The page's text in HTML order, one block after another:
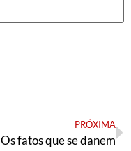
PRÓXIMA
Os fatos que se danem